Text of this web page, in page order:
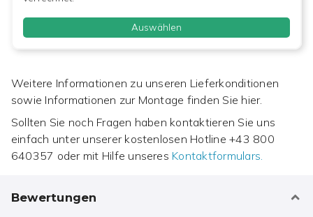
Auswählen
Weitere Informationen zu unseren Lieferkonditionen
sowie Informationen zur Montage finden Sie hier.
Sollten Sie noch Fragen haben kontaktieren Sie uns
einfach unter unserer kostenlosen Hotline+43 800
640357 oder mit Hilfe unseres Kontaktformulars.
Bewertungen